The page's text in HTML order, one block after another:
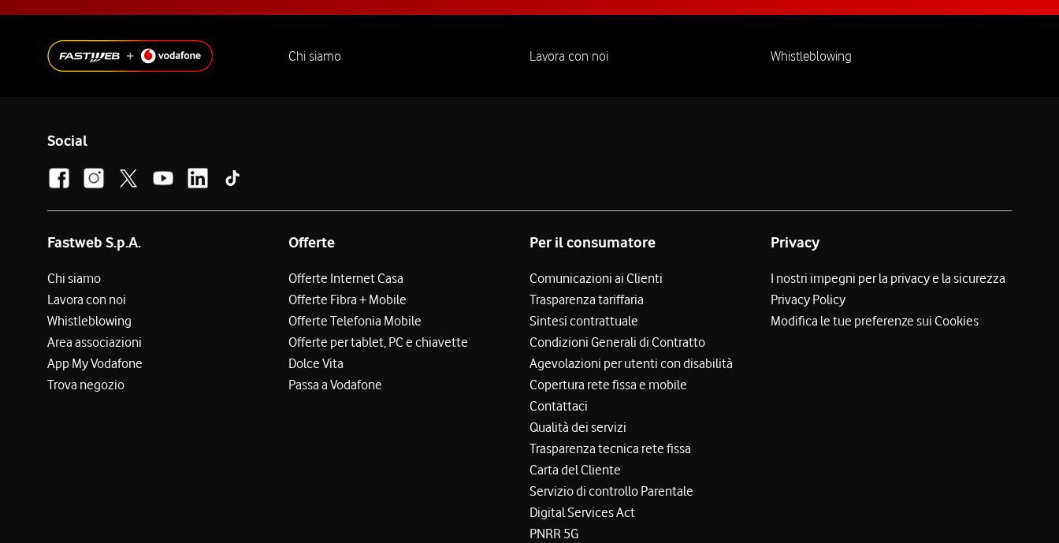
Chi siamo Lavora con noi Whistleblowing
Social
Fastweb S.p.A.
Chi siamo
Lavora con noi
Whistleblowing
Area associazioni
App My Vodafone
Trova negozio
Offerte
Offerte Internet Casa
Offerte Fibra + Mobile
Offerte Telefonia Mobile
Offerte per tablet, PC e chiavette
Dolce Vita
Passa a Vodafone
Per il consumatore
Comunicazioni ai Clienti
Trasparenza tariffaria
Sintesi contrattuale
Condizioni Generali di Contratto
Agevolazioni per utenti con disabilità
Copertura rete fissa e mobile
Contattaci
Qualità dei servizi
Trasparenza tecnica rete fissa
Carta del Cliente
Servizio di controllo Parentale
Digital Services Act
PNRR 5G
Privacy
I nostri impegni per la privacy e la sicurezza
Privacy Policy
Modifica le tue preferenze sui Cookies